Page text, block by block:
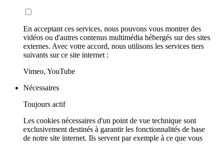
En acceptant ces services, nous pouvons vous montrer des
vidéos ou d'autres contenus multimédia hébergés sur des sites
externes. Avec votre accord, nous utilisons les services tiers
suivants sur ce site internet :
Vimeo, YouTube
Nécessaires
Toujours actif
Les cookies nécessaires d'un point de vue technique sont
exclusivement destinés à garantir les fonctionnalités de base
de notre site internet. Ils servent par exemple à ce que vous